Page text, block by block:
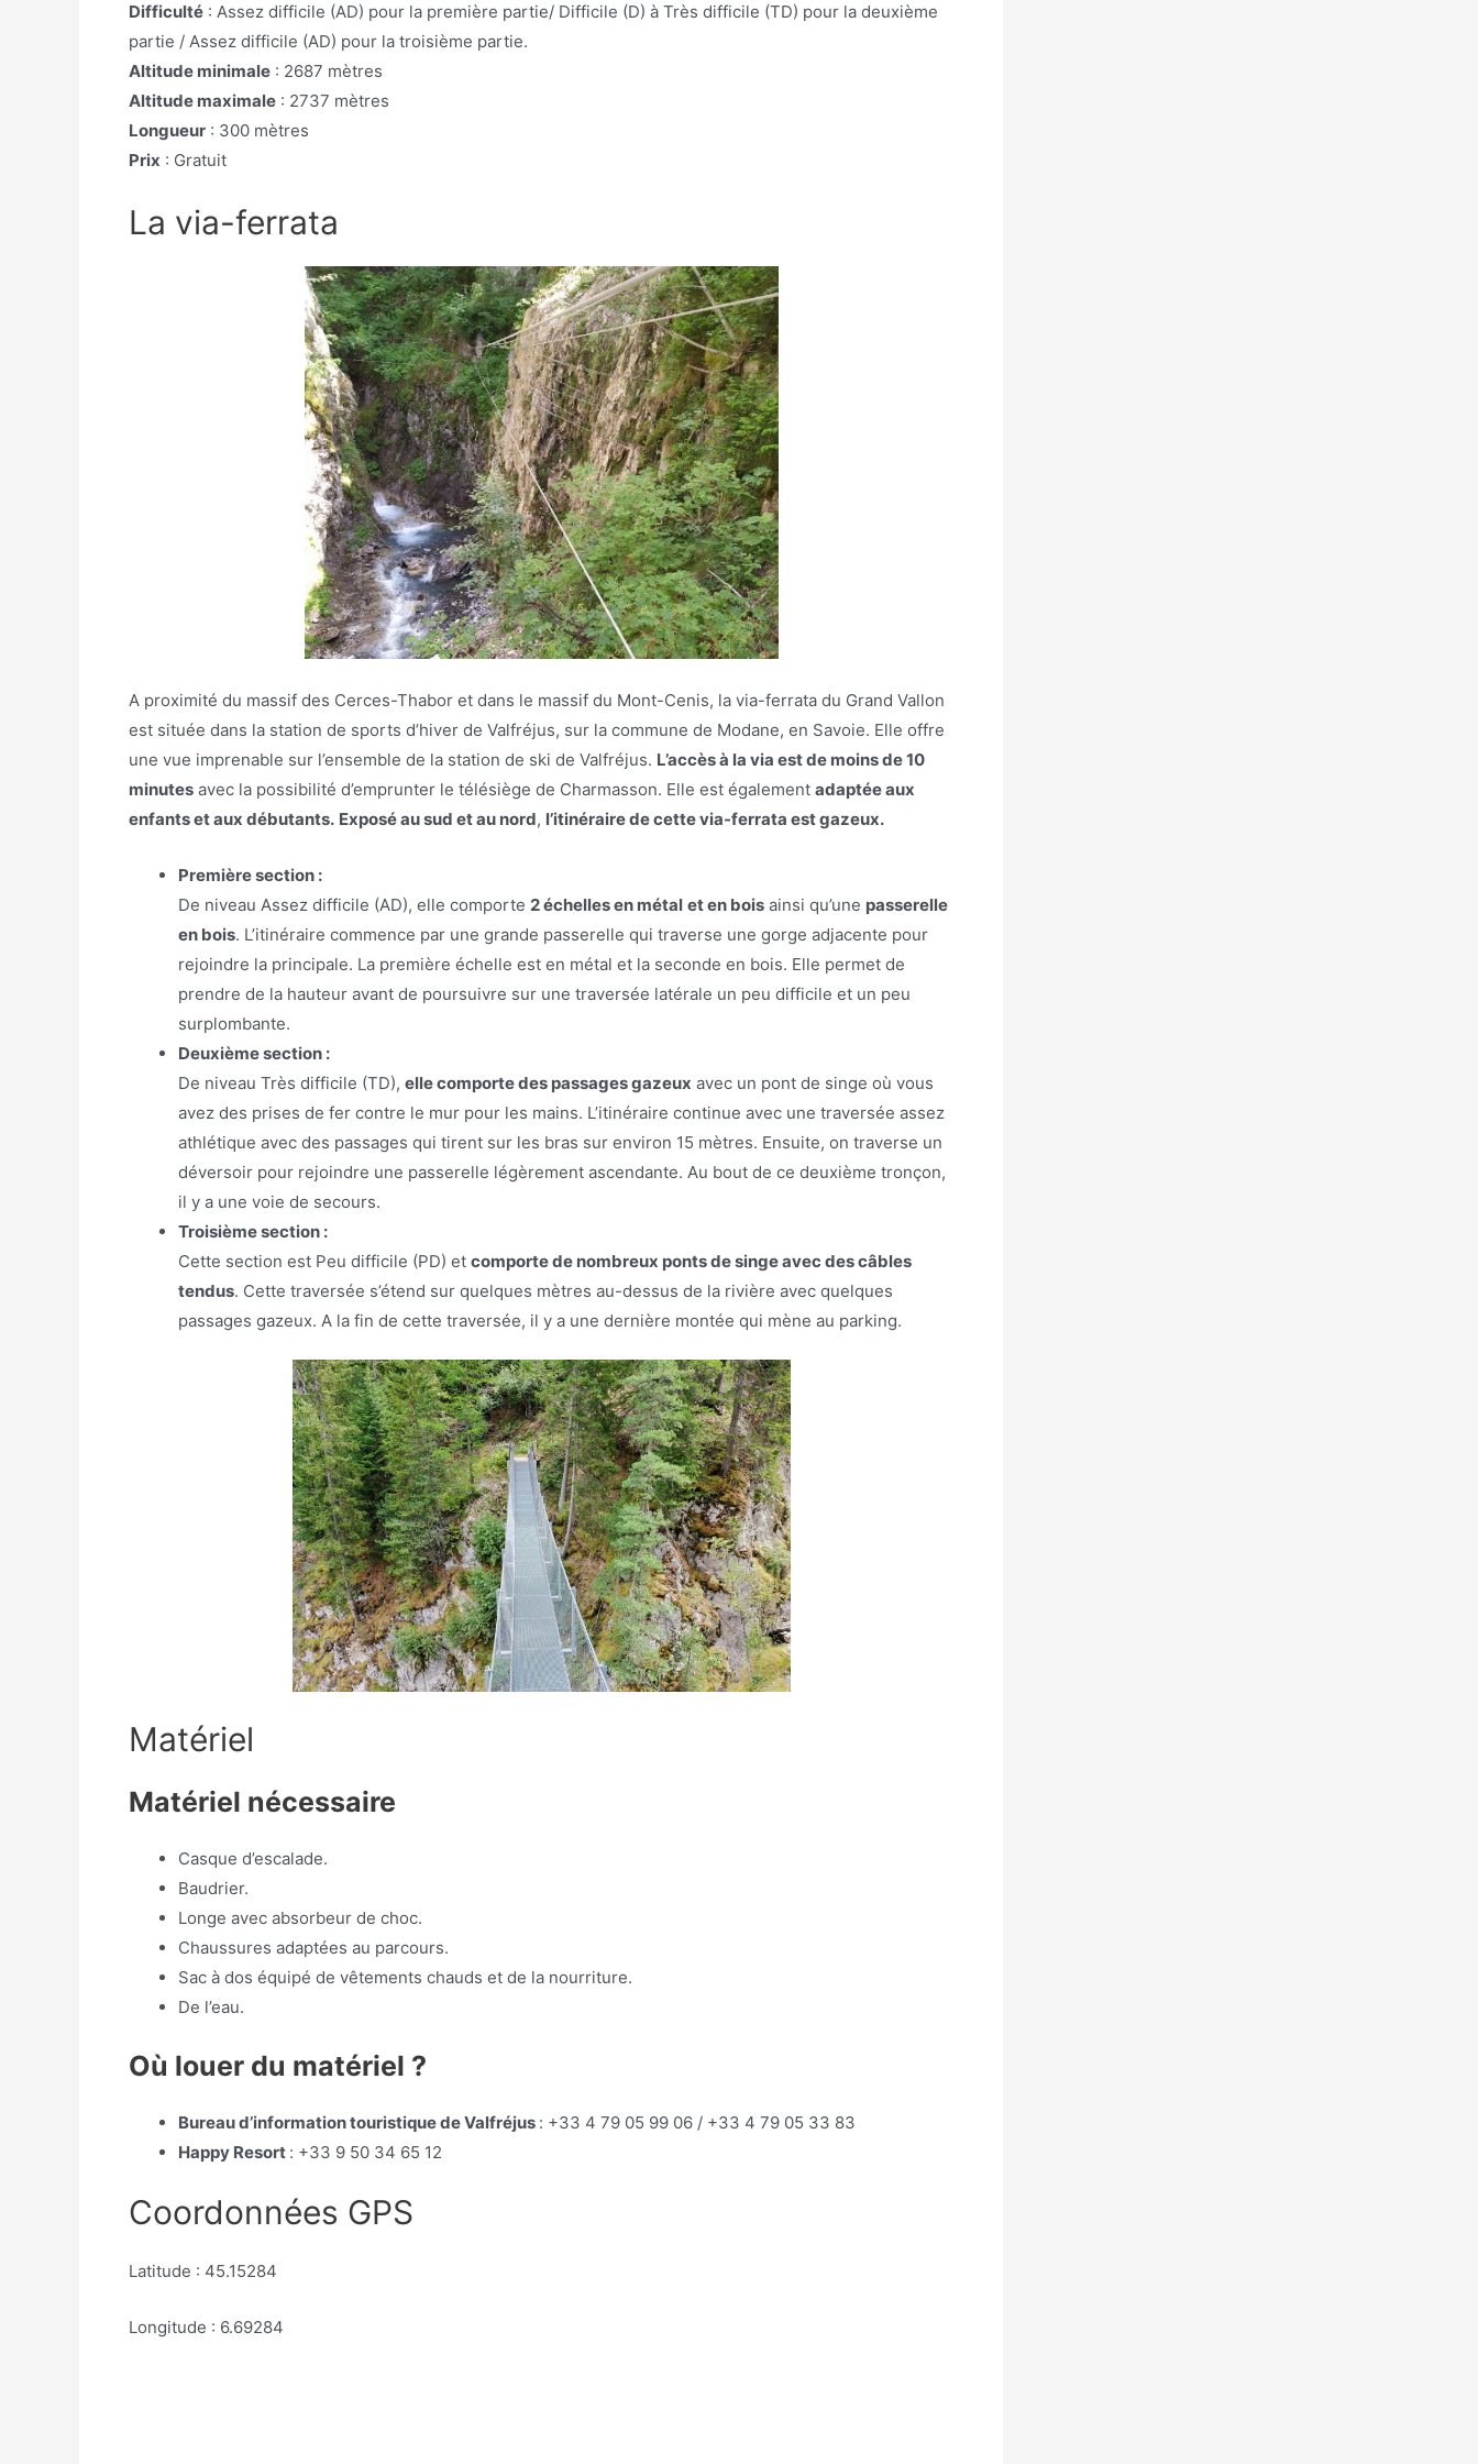
Difficulté : Assez difficile (AD) pour la première partie/ Difficile (D) à Très difficile (TD) pour la deuxième
partie / Assez difficile (AD) pour la troisième partie.
Altitude minimale : 2687 mètres
Altitude maximale : 2737 mètres
Longueur : 300 mètres
Prix : Gratuit
La via-ferrata
A proximité du massif des Cerces-Thabor et dans le massif du Mont-Cenis, la via-ferrata du Grand Vallon
est située dans la station de sports d’hiver de Valfréjus, sur la commune de Modane, en Savoie. Elle offre
une vue imprenable sur l’ensemble de la station de ski de Valfréjus. L’accès à la via est de moins de 10
minutes avec la possibilité d’emprunter le télésiège de Charmasson. Elle est également adaptée aux
enfants et aux débutants. Exposé au sud et au nord, l’itinéraire de cette via-ferrata est gazeux.
Première section :
De niveau Assez difficile (AD), elle comporte 2 échelles en métal et en bois ainsi qu’une passerelle
en bois. L’itinéraire commence par une grande passerelle qui traverse une gorge adjacente pour
rejoindre la principale. La première échelle est en métal et la seconde en bois. Elle permet de
prendre de la hauteur avant de poursuivre sur une traversée latérale un peu difficile et un peu
surplombante.
Deuxième section :
De niveau Très difficile (TD), elle comporte des passages gazeux avec un pont de singe où vous
avez des prises de fer contre le mur pour les mains. L’itinéraire continue avec une traversée assez
athlétique avec des passages qui tirent sur les bras sur environ 15 mètres. Ensuite, on traverse un
déversoir pour rejoindre une passerelle légèrement ascendante. Au bout de ce deuxième tronçon,
il y a une voie de secours.
Troisième section :
Cette section est Peu difficile (PD) et comporte de nombreux ponts de singe avec des câbles
tendus. Cette traversée s’étend sur quelques mètres au-dessus de la rivière avec quelques
passages gazeux. A la fin de cette traversée, il y a une dernière montée qui mène au parking.
Matériel
Matériel nécessaire
Casque d’escalade.
Baudrier.
Longe avec absorbeur de choc.
Chaussures adaptées au parcours.
Sac à dos équipé de vêtements chauds et de la nourriture.
De l’eau.
Où louer du matériel ?
Bureau d’information touristique de Valfréjus : +33 4 79 05 99 06 / +33 4 79 05 33 83
Happy Resort : +33 9 50 34 65 12
Coordonnées GPS
Latitude : 45.15284
Longitude : 6.69284